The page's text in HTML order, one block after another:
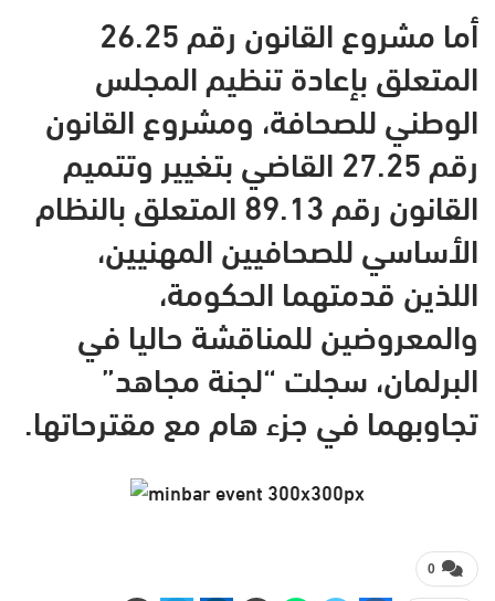
أما مشروع القانون رقم 26.25
المتعلق بإعادة تنظيم المجلس
الوطني للصحافة، ومشروع القانون
رقم 27.25 القاضي بتغيير وتتميم
القانون رقم 89.13 المتعلق بالنظام
الأساسي للصحافيين المهنيين،
اللذين قدمتهما الحكومة،
والمعروضين للمناقشة حاليا في
البرلمان، سجلت “لجنة مجاهد”
تجاوبهما في جزء هام مع مقترحاتها.
0